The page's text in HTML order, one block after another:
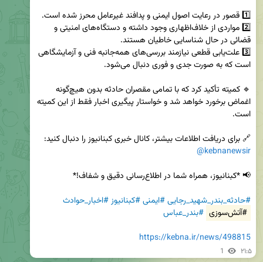
🔗 برای دریافت اطلاعات بیشتر، کانال خبری کبنانیوز را دنبال کنید:
@kebnanewsir
#حادثه_بندر_شهید_رجایی#ایمنی#کبنانیوز#اخبار_حوادث
#آتش‌سوزی
#بندر_عباس
https://kebna.ir/news/498815
1 ۲۱:۵